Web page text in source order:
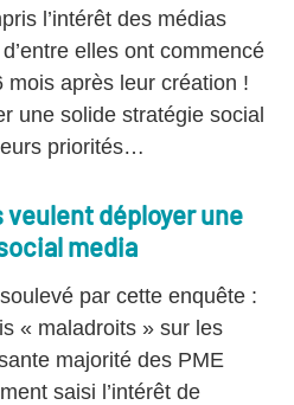
l’intérêt des médias
elles ont commencé
après leur création !
une solide stratégie social
priorités…
veulent déployer une
media
par cette enquête :
« maladroits » sur les
majorité des PME
saisi l’intérêt de